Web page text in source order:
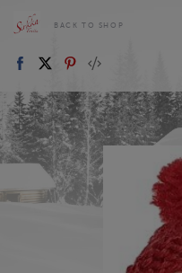
BACK TO SHOP